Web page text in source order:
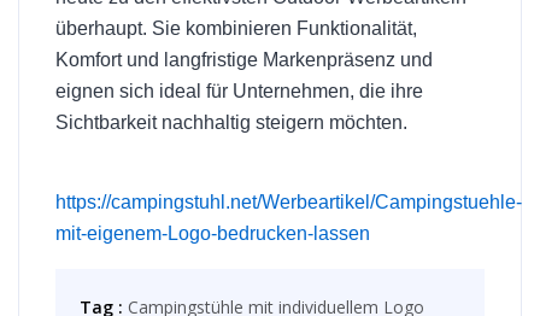
überhaupt. Sie kombinieren Funktionalität,
Komfort und langfristige Markenpräsenz und
eignen sich ideal für Unternehmen, die ihre
Sichtbarkeit nachhaltig steigern möchten.
https://campingstuhl.net/Werbeartikel/Campingstuehle-
mit-eigenem-Logo-bedrucken-lassen
Tag : Campingstühle mit individuellem Logo